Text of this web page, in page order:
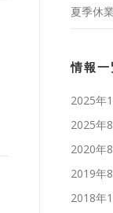
夏季休
情報一
2025年
2025年
2020年
2019年
2018年